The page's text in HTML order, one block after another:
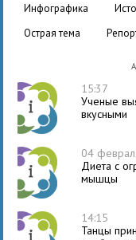
инфографика
острая тема
15:37
Ученые
вкусными
04
Диета с
мышцы
14:15
Танцы